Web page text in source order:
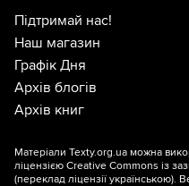
Підтримай нас!
Наш магазин
Графік Дня
Архів блогів
Архів книг
Матеріали Texty.org.ua можна
ліцензією Creative Commons із
(переклад ліцензії українською).